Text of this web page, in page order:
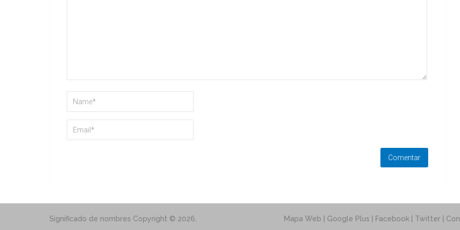
Significado de nombres Copyright © 2026. Mapa Web | Google Plus | Facebook | Twitter |